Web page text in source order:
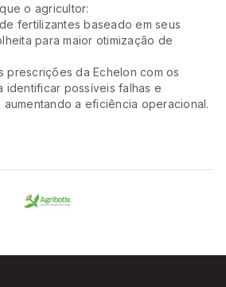
o agricultor:
fertilizantes baseado em seus
para maior otimização de
da Echelon com os
identificar possíveis falhas e
a eficiência operacional.